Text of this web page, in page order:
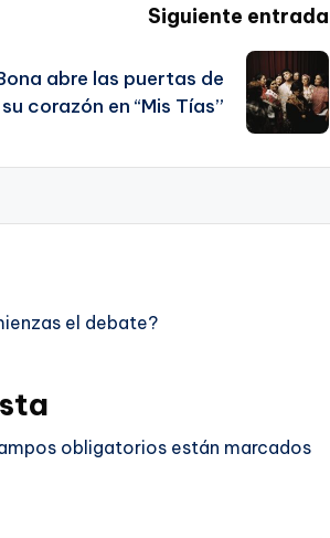
Siguiente entrada
abre las puertas de
su corazón en “Mis Tías”
el debate?
obligatorios están marcados